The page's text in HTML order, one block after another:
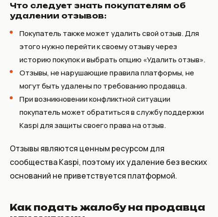
Что следует знать покупателям об
удалении отзывов:
Покупатель также может удалить свой отзыв. Для
этого нужно перейти к своему отзыву через
историю покупок и выбрать опцию «Удалить отзыв».
Отзывы, не нарушающие правила платформы, не
могут быть удалены по требованию продавца.
При возникновении конфликтной ситуации
покупатель может обратиться в службу поддержки
Kaspi для защиты своего права на отзыв.
Отзывы являются ценным ресурсом для
сообщества Kaspi, поэтому их удаление без веских
оснований не приветствуется платформой.
Как подать жалобу на продавца